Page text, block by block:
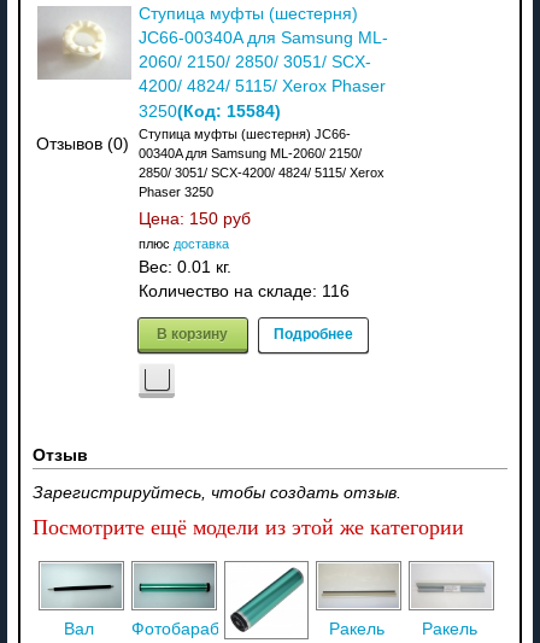
Отзывов (0)
Ступица муфты (шестерня)
JC66-00340A для Samsung ML-
2060/ 2150/ 2850/ 3051/ SCX-
4200/ 4824/ 5115/ Xerox Phaser
3250(Код: 15584)
Ступица муфты (шестерня) JC66-
00340A для Samsung ML-2060/ 2150/
2850/ 3051/ SCX-4200/ 4824/ 5115/ Xerox
Phaser 3250
Цена: 150 руб
плюс доставка
Вес: 0.01 кг.
Количество на складе: 116
В корзину Подробнее
Отзыв
Зарегистрируйтесь, чтобы создать отзыв.
Посмотрите ещё модели из этой же категории
Вал
Фотобарабан
Ракель
Ракель